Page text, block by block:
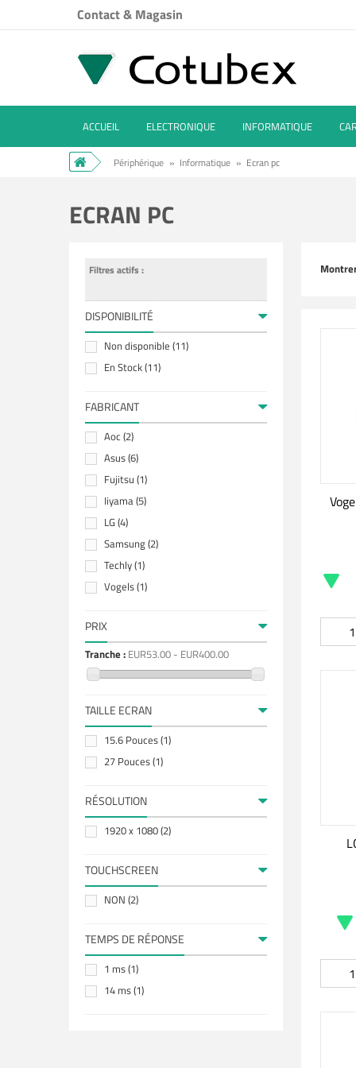
Contact & Magasin
ACCUEIL ELECTRONIQUE INFORMATIQUE
Périphérique » Informatique » Ecran pc
ECRAN PC
Filtres actifs :
DISPONIBILITÉ
Non disponible (11)
En Stock(11)
FABRICANT
Aoc (2)
Asus(6)
Fujitsu (1)
Iiyama(5)
LG(4)
Samsung(2)
Techly(1)
Vogels(1)
PRIX
Tranche : EUR53.00 - EUR400.00
TAILLE ECRAN
15.6 Pouces(1)
27 Pouces(1)
RÉSOLUTION
1920 x 1080(2)
TOUCHSCREEN
NON (2)
TEMPS DE RÉPONSE
1 ms(1)
14 ms(1)